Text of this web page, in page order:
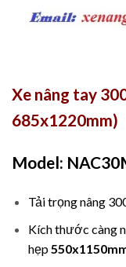
Xe nâng tay
685x1220mm)
Model:
Tải trọng nâng
Kích thước càng
hẹp